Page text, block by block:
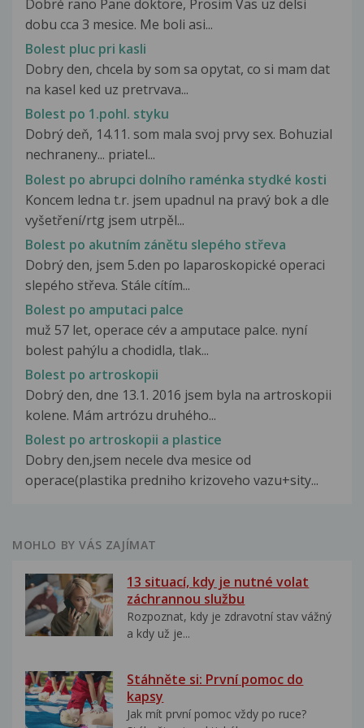
Dobré rano Pane doktore, Prosim Vas uz delsi
dobu cca 3 mesice. Me boli asi...
Bolest pluc pri kasli
Dobry den, chcela by som sa opytat, co si mam dat
na kasel ked uz pretrvava...
Bolest po 1.pohl. styku
Dobrý deň, 14.11. som mala svoj prvy sex. Bohuzial
nechraneny... priatel...
Bolest po abrupci dolního raménka stydké kosti
Koncem ledna t.r. jsem upadnul na pravý bok a dle
vyšetření/rtg jsem utrpěl...
Bolest po akutním zánětu slepého střeva
Dobrý den, jsem 5.den po laparoskopické operaci
slepého střeva. Stále cítím...
Bolest po amputaci palce
muž 57 let, operace cév a amputace palce. nyní
bolest pahýlu a chodidla, tlak...
Bolest po artroskopii
Dobrý den, dne 13.1. 2016 jsem byla na artroskopii
kolene. Mám artrózu druhého...
Bolest po artroskopii a plastice
Dobry den,jsem necele dva mesice od
operace(plastika predniho krizoveho vazu+sity...
MOHLO BY VÁS ZAJÍMAT
13 situací, kdy je nutné volat
záchrannou službu
Rozpoznat, kdy je zdravotní stav vážný
a kdy už je...
Stáhněte si: První pomoc do
kapsy
Jak mít první pomoc vždy po ruce?